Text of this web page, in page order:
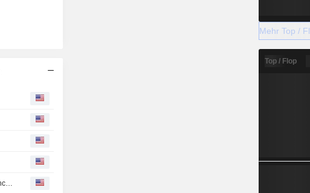
Mehr Top /
Top / Flop